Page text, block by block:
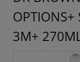
OPTIONS+
3M+